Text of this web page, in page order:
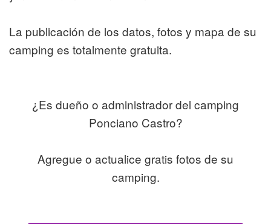
La publicación de los datos, fotos y mapa de su
camping es totalmente gratuita.
¿Es dueño o administrador del camping
Ponciano Castro?
Agregue o actualice gratis fotos de su
camping.